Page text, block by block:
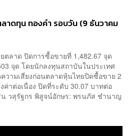
าดทุน ทองคำ รอบวัน (9 ธันวาคม
ลาด ปิดการซื้อขายที่ 1,482.67 จุด
จุด โดยนักลงทุนสถาบันในประเทศ
วามเสี่ยงก่อนตลาดหุ้นไทยปิดซื้อขาย 2
าต่อเนื่อง ปิดที่ระดับ 30.07 บาทต่อ
วสุรัฐกร พิสูจน์อักษร: พรนภัส ชำนาญ